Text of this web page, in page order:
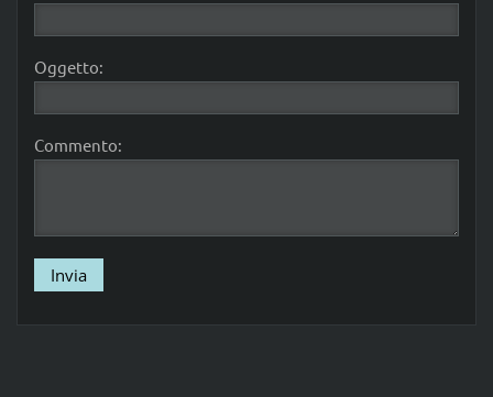
Oggetto:
Commento: